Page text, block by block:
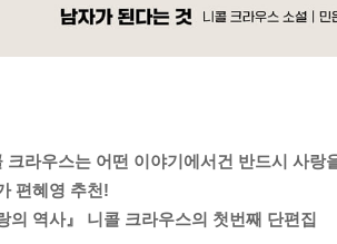
크라우스는 어떤 이야기에서건 반드시 사랑
편혜영 추천!
의 역사』 니콜 크라우스의 첫번째 단편집